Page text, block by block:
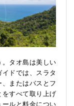
。タオ島は美しい
ドでは、スラタ
またはバスとフ
をすべて取り上げ
ルと料金につい